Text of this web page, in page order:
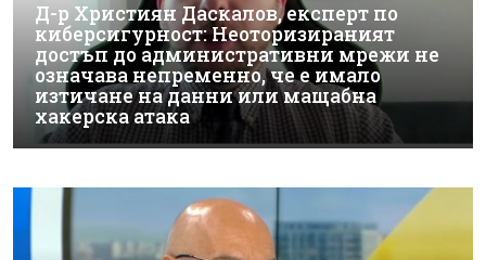
Д-р Християн Даскалов, експерт по
киберсигурност: Неоторизираният
достъп до административни мрежи не
означава непременно, че е имало
изтичане на данни или мащабна
хакерска атака